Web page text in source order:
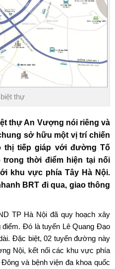
thự
thự An Vượng nói riêng và
sở hữu một vị trí chiến
thị tiếp giáp với đường Tố
thời điểm hiện tại nối
khu vực phía Tây Hà Nội.
BRT đi qua, giao thông
TP Hà Nội đã quy hoạch xây
Đó là tuyến Lê Quang Đạo
Đặc biệt, 02 tuyến đường này
Nội, kết nối các khu vực phía
và bệnh viện đa khoa quốc